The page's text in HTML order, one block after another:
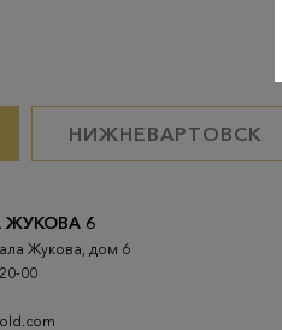
НИЖНЕВАРТОВСК
6
Жукова, дом 6
00